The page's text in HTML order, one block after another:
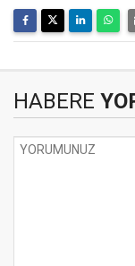
HABERE